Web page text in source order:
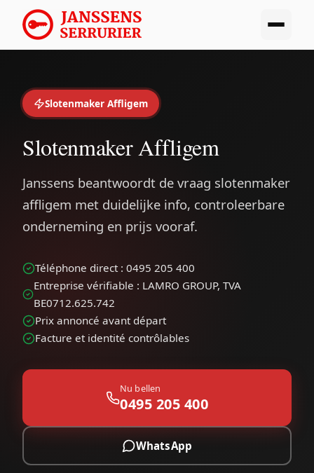
Slotenmaker Affligem
Slotenmaker Affligem
Janssens beantwoordt de vraag slotenmaker
affligem met duidelijke info, controleerbare
onderneming en prijs vooraf.
Téléphone direct : 0495 205 400
Entreprise vérifiable : LAMRO GROUP, TVA
BE0712.625.742
Prix annoncé avant départ
Facture et identité contrôlables
Nu bellen
0495 205 400
WhatsApp